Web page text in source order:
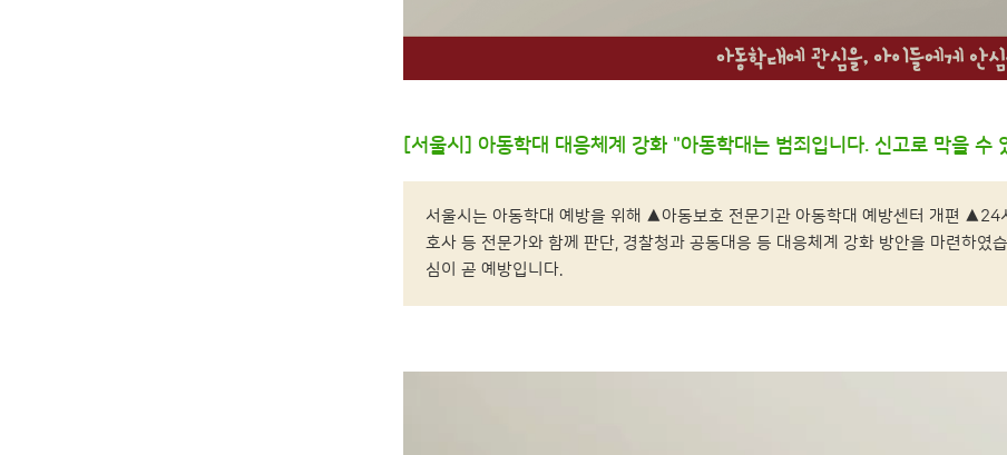
[서울시] 아동학대 대응체계 강화 "아동학대는 범죄입니다. 신고로 막을 수
서울시는 아동학대 예방을 위해 ▲아동보호 전문기관 아동학대 예방센터 개편
호사 등 전문가와 함께 판단, 경찰청과 공동대응 등 대응체계 강화 방안을 마련하였
심이 곧 예방입니다.